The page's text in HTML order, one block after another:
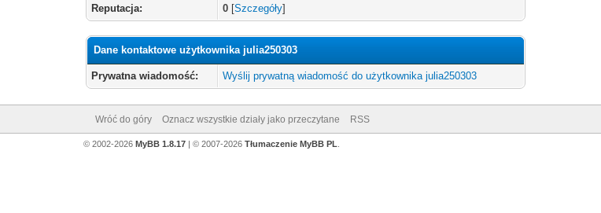
Reputacja: 0 [Szczegóły]
Dane kontaktowe użytkownika julia250303
Prywatna wiadomość: Wyślij prywatną wiadomość do użytkownika julia250303
Wróć do góry Oznacz wszystkie działy jako przeczytane RSS
© 2002-2026 MyBB 1.8.17| © 2007-2026 Tłumaczenie MyBB PL